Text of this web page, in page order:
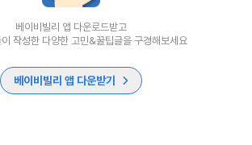
베이비빌리 앱 다운로드받고
작성한 다양한 고민&꿀팁글을 구경해보세요
베이비빌리 앱 다운받기